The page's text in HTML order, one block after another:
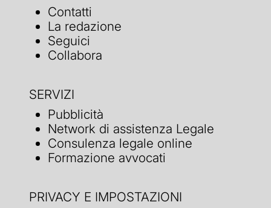
Contatti
La redazione
Seguici
Collabora
SERVIZI
Pubblicità
Network di assistenza Legale
Consulenza legale online
Formazione avvocati
PRIVACY E IMPOSTAZIONI